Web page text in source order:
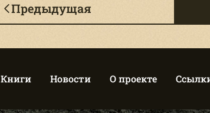
Предыдущая
Книги Новости О проекте